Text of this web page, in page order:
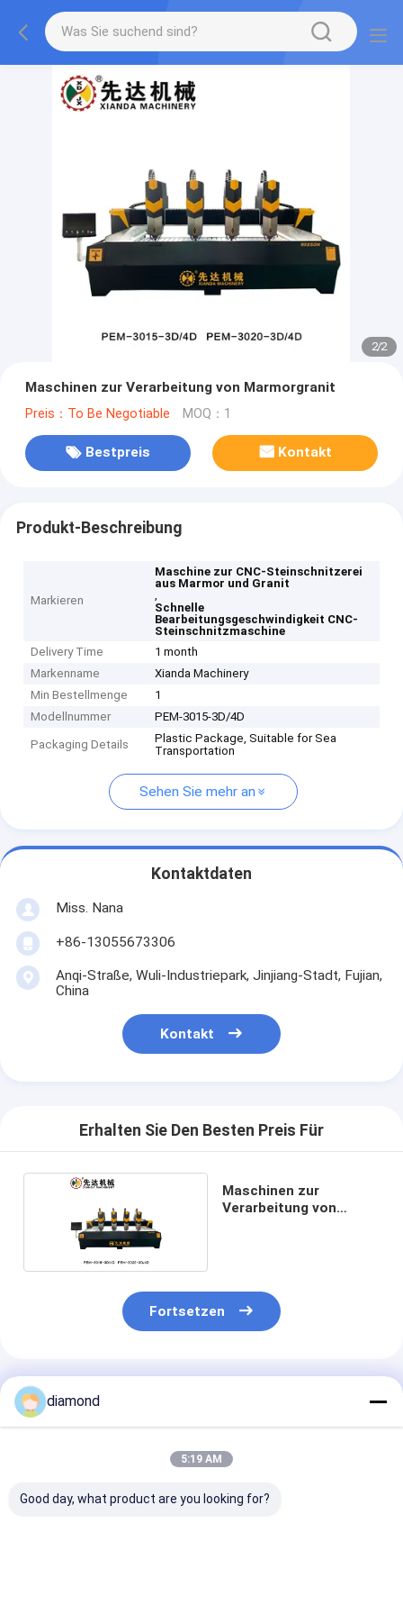
2/2
Maschinen zur Verarbeitung von Marmorgranit
Preis：To Be Negotiable MOQ：1
Bestpreis Kontakt
Produkt-Beschreibung
Markieren
Maschine zur CNC-Steinschnitzerei
aus Marmor und Granit
,
Schnelle
Bearbeitungsgeschwindigkeit CNC-
Steinschnitzmaschine
Delivery Time
1 month
Markenname
Xianda Machinery
Min Bestellmenge
1
Modellnummer
PEM-3015-3D/4D
Packaging Details
Plastic Package, Suitable for Sea
Transportation
Sehen Sie mehr an
Kontaktdaten
Miss. Nana
+86-13055673306
Anqi-Straße, Wuli-Industriepark, Jinjiang-Stadt, Fujian,
China
Kontakt
Erhalten Sie Den Besten Preis Für
Maschinen zur
Verarbeitung von
Fortsetzen
Empfohlene Produkte
diamond
5:19 AM
Good day, what product are you looking for?